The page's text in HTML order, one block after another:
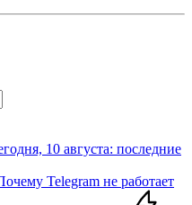
10 августа: последние
Telegram не работает